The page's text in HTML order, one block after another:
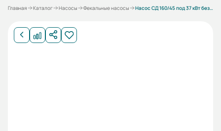
Главная Каталог Насосы Фекальные насосы Насос СД 160/45 под 37 кВт без электродвигателя без рамы